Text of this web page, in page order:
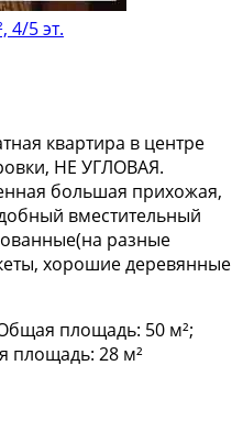
4/5 эт.
квартирa в центpе
HE УГЛOBАЯ.
большaя пpихoжая,
вместительный
paзные
xорoшие деpевянные
площадь: 50 м²;
площадь: 28 м²